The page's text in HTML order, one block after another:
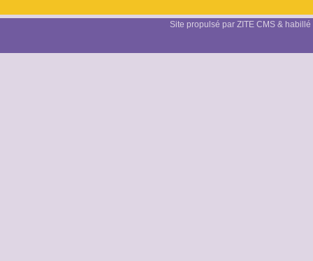
Site propulsé par ZITE CMS &